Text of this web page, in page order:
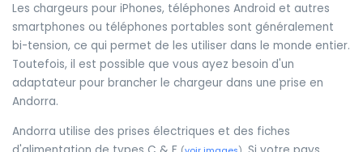
Les chargeurs pour iPhones, téléphones Android et autres
smartphones ou téléphones portables sont généralement
bi-tension, ce qui permet de les utiliser dans le monde entier.
Toutefois, il est possible que vous ayez besoin d'un
adaptateur pour brancher le chargeur dans une prise en
Andorra.
Andorra utilise des prises électriques et des fiches